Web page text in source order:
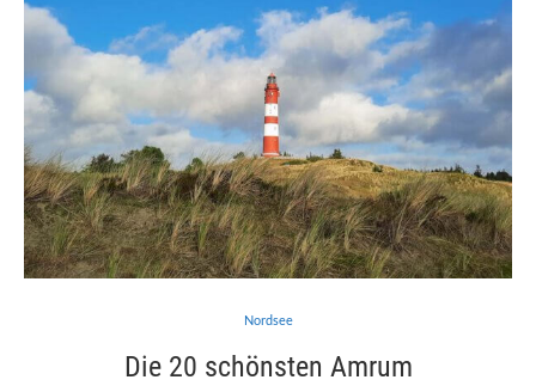
Nordsee
Die 20 schönsten Amrum